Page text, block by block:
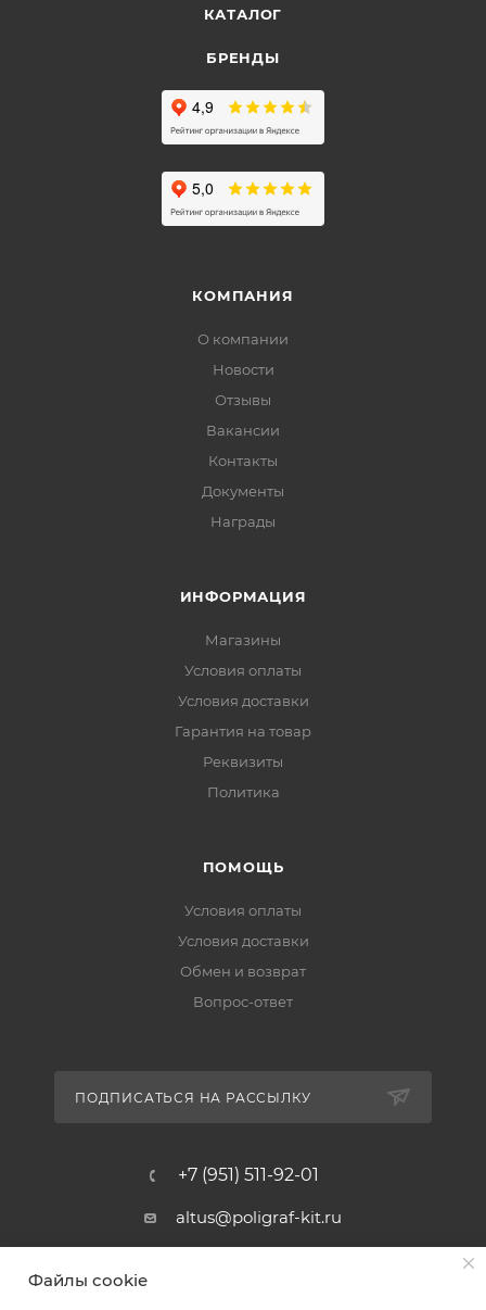
КАТАЛОГ
БРЕНДЫ
КОМПАНИЯ
О компании
Новости
Отзывы
Вакансии
Контакты
Документы
Награды
ИНФОРМАЦИЯ
Магазины
Условия оплаты
Условия доставки
Гарантия на товар
Реквизиты
Политика
ПОМОЩЬ
Условия оплаты
Условия доставки
Обмен и возврат
Вопрос-ответ
ПОДПИСАТЬСЯ НА РАССЫЛКУ
+7 (951) 511-92-01
altus@poligraf-kit.ru
Ростовская обл, Аксайский р-н,
Файлы cookie